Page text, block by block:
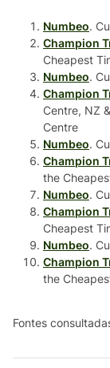
Numbeo.
Champion
Cheapest
Numbeo.
Champion
Centre, NZ
Centre
Numbeo.
Champion
the
Numbeo.
Champion
Cheapest
Numbeo.
Champion
the
Fontes